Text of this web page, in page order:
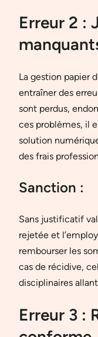
Erreur 2 :
La gestion papier
entraîner des
sont perdus,
ces problèmes, il
solution
des frais
Sanction :
Sans justificatif
rejetée et
rembourser les
cas de récidive,
disciplinaires
Erreur 3 :